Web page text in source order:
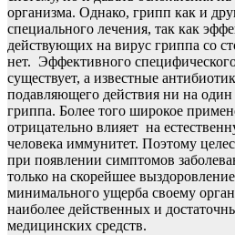
организма. Однако, грипп как и
специального лечения, так как
действующих на вирус гриппа со
нет. Эффективного
существует, а известные
подавляющего действия ни на
гриппа. Более того широкое
отрицательно влияет на
человека иммунитет. Поэтому
при появлении симптомов
только на скорейшее
минимального ущерба своему
наиболее действенных и
медицинских средств.